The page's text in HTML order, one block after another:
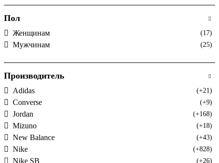
Пол
Женщинам (17)
Мужчинам (25)
Производитель
Adidas (+21)
Converse (+9)
Jordan (+168)
Mizuno (+18)
New Balance (+43)
Nike (+828)
Nike SB (+26)